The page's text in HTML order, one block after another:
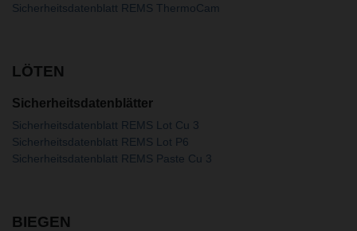
Sicherheitsdatenblatt REMS ThermoCam
LÖTEN
Sicherheitsdatenblätter
Sicherheitsdatenblatt REMS Lot Cu 3
Sicherheitsdatenblatt REMS Lot P6
Sicherheitsdatenblatt REMS Paste Cu 3
BIEGEN